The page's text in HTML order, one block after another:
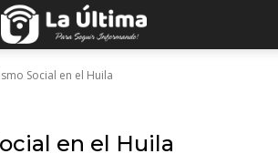
Social en el Huila
en el Huila